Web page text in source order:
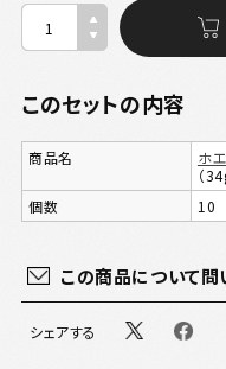
このセットの内容
商品名
ホ
（
個数
10
この商品について問
シェアする